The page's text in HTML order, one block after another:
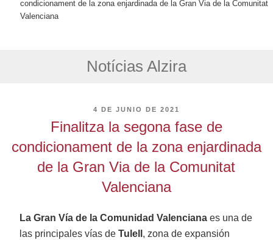
condicionament de la zona enjardinada de la Gran Via de la Comunitat
Valenciana
Notícias Alzira
PUBLICADO
4 DE JUNIO DE 2021
Finalitza la segona fase de
condicionament de la zona enjardinada
de la Gran Via de la Comunitat
Valenciana
La Gran Vía de la Comunidad Valenciana es una de
las principales vías deTulell , zona de expansión